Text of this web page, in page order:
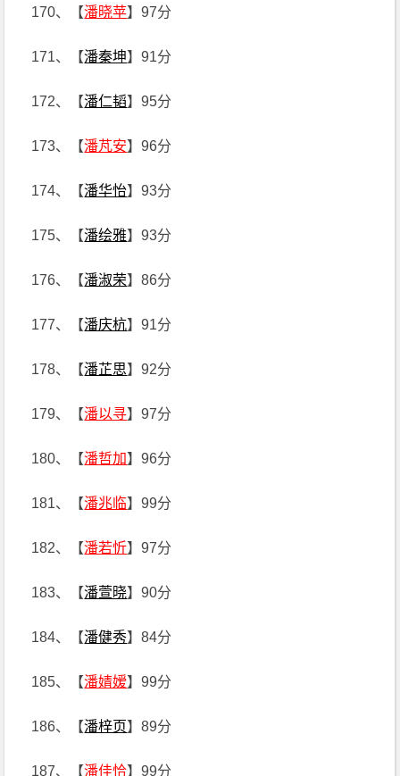
170、【潘晓苹】97分
171、【潘秦坤】91分
172、【潘仁韬】95分
173、【潘芃安】96分
174、【潘华怡】93分
175、【潘绘雅】93分
176、【潘淑荣】86分
177、【潘庆杭】91分
178、【潘芷思】92分
179、【潘以寻】97分
180、【潘哲加】96分
181、【潘兆临】99分
182、【潘若忻】97分
183、【潘萱晓】90分
184、【潘健秀】84分
185、【潘婧嫒】99分
186、【潘梓页】89分
187、【潘佳恰】99分